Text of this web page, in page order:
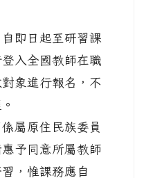
即日起至研習課
入全國教師在職
象進行報名，不
屬原住民族委員
予同意所屬教師
，惟課務應自